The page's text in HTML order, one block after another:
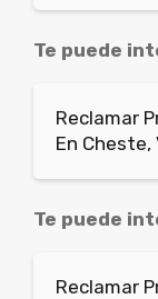
Te puede
Reclamar
En
Te puede
Reclamar